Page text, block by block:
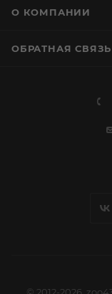
О КОМПАНИИ
ОБРАТНАЯ СВЯЗЬ